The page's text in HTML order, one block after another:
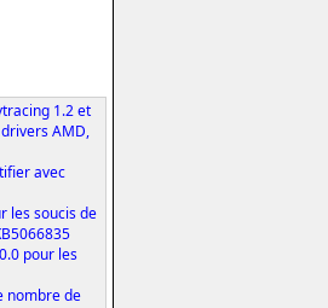
1.2 et
AMD,
avec
les soucis de
pour les
nombre de